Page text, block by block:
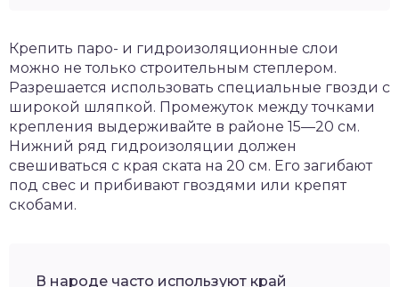
Крепить паро- и гидроизоляционные слои
можно не только строительным степлером.
Разрешается использовать специальные гвозди с
широкой шляпкой. Промежуток между точками
крепления выдерживайте в районе 15—20 см.
Нижний ряд гидроизоляции должен
свешиваться с края ската на 20 см. Его загибают
под свес и прибивают гвоздями или крепят
скобами.
В народе часто используют край